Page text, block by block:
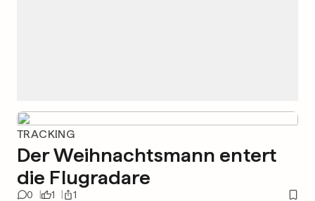
TRACKING
Der Weihnachtsmann entert
die Flugradare
0 1 1